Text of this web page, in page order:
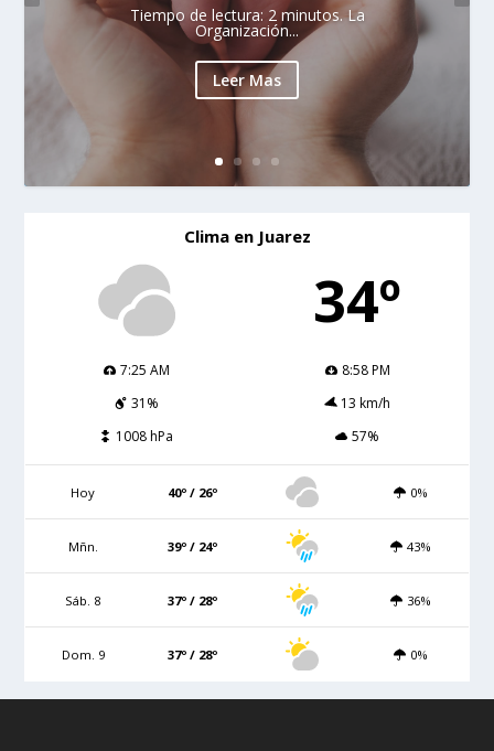
Tiempo de lectura: 2 minutos. La
Organización...
Leer Mas
Clima en Juarez
34º
7:25 AM
8:58 PM
31%
13 km/h
1008 hPa
57%
Hoy 40º / 26º 0%
Mñn. 39º / 24º 43%
Sáb. 8 37º / 28º 36%
Dom. 9 37º / 28º 0%